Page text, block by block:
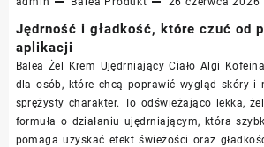
Jędrność i gładkość, które czuć od
aplikacji
Balea Żel Krem Ujędrniający Ciało Algi
dla osób, które chcą poprawić wygląd skóry i
sprężysty charakter. To odświeżająco lekka,
formuła o działaniu ujędrniającym, która
pomaga uzyskać efekt świeżości oraz